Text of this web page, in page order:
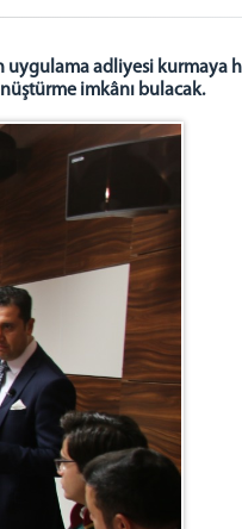
adliyesi kurmaya
imkânı bulacak.